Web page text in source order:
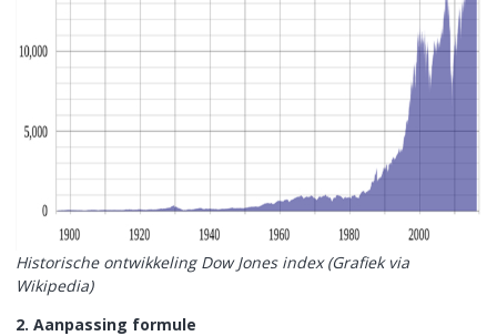
Historische ontwikkeling Dow Jones index (Grafiek via
Wikipedia)
2. Aanpassing formule